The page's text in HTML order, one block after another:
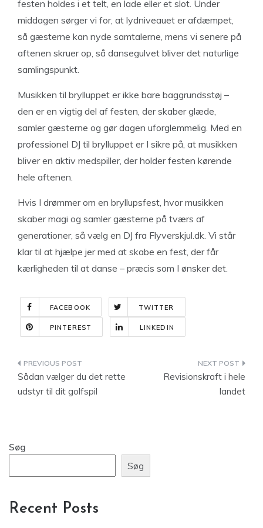
festen holdes i et telt, en lade eller et slot. Under
middagen sørger vi for, at lydniveauet er afdæmpet,
så gæsterne kan nyde samtalerne, mens vi senere på
aftenen skruer op, så dansegulvet bliver det naturlige
samlingspunkt.
Musikken til brylluppet er ikke bare baggrundsstøj –
den er en vigtig del af festen, der skaber glæde,
samler gæsterne og gør dagen uforglemmelig. Med en
professionel DJ til brylluppet er I sikre på, at musikken
bliver en aktiv medspiller, der holder festen kørende
hele aftenen.
Hvis I drømmer om en bryllupsfest, hvor musikken
skaber magi og samler gæsterne på tværs af
generationer, så vælg en DJ fra Flyverskjul.dk. Vi står
klar til at hjælpe jer med at skabe en fest, der får
kærligheden til at danse – præcis som I ønsker det.
FACEBOOK TWITTER
PINTEREST LINKEDIN
Indlægsnavigation
Sådan vælger du det rette
udstyr til dit golfspil
Revisionskraft i hele
landet
Søg
Søg
Recent Posts